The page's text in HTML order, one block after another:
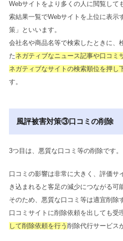
Webサイトをより多くの人に閲覧して
索結果一覧でWebサイトを上位に表示
策」といいます。
会社名や商品名等で検索したときに、
たネガティブなニュース記事や口コミ
ネガティブなサイトの検索順位を押し
す。
風評被害対策③口コミの削除
3つ目は、悪質な口コミ等の削除です。
口コミの影響は非常に大きく、評価サ
き込まれると客足の減少につながる可
そのため、悪質な口コミ等は適宜削除
口コミサイトに削除依頼を出しても受
して削除依頼を行う削除代行サービス